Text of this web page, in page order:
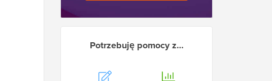
Potrzebuję pomocy z…